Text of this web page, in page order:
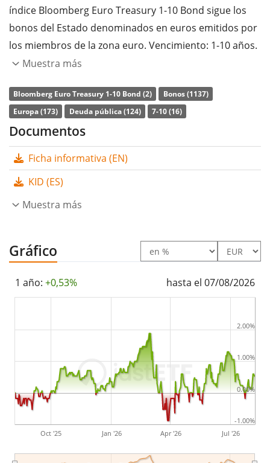
índice Bloomberg Euro Treasury 1-10 Bond sigue los
bonos del Estado denominados en euros emitidos por
los miembros de la zona euro. Vencimiento: 1-10 años.
Calificación: Grado de inversión.
Laratio de gastos totales(TER) del ETF es del
p.a.. El UBS Core BBG EUR Gov 1-10 UCITS ETF EUR acc
es el ETF más barato que sigue el índice Bloomberg
del índice subyacente comprando una selección de los
componentes más relevantes del índice (técnica de
ETF seacumulan
El UBS Core BBG EUR Gov 1-10 UCITS ETF EUR acc tiene
255m Euro de activos gestionados
. El ETF se
lanzó el
Luxemburgo
Muestra más
Bloomberg Euro Treasury 1-10 Bond (2)
Bonos (1137)
Europa (173)
Deuda pública (124) 7-10 (16)
Documentos
Ficha informativa (EN)
KID (ES)
Muestra más
Gráfico
1 año: +0,53% hasta el 07/08/2026
Oct '25 Jan '26 Apr '26 Jul '26
-1.00%
0.00%
1.00%
2.00%